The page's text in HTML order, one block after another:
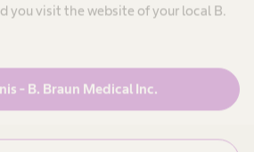
you visit the website of your local B.
- B. Braun Medical Inc.
Pinces de coagulation
Pour applications en
neurochirurgie